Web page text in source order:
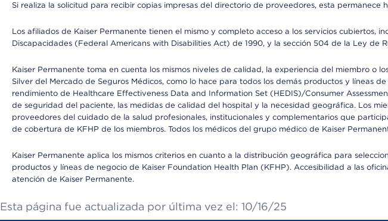
Si realiza la solicitud para recibir copias impresas del directorio de proveedores, esta
Los afiliados de Kaiser Permanente tienen el mismo y completo acceso a los servicios
Discapacidades (Federal Americans with Disabilities Act) de 1990, y la sección 504 de la Ley de
Kaiser Permanente toma en cuenta los mismos niveles de calidad, la experiencia del miembro o
Silver del Mercado de Seguros Médicos, como lo hace para todos los demás productos y líneas
rendimiento de Healthcare Effectiveness Data and Information Set (HEDIS)/Consumer
de seguridad del paciente, las medidas de calidad del hospital y la necesidad geográfica. Los
proveedores del cuidado de la salud profesionales, institucionales y complementarios que
de cobertura de KFHP de los miembros. Todos los médicos del grupo médico de Kaiser
Kaiser Permanente aplica los mismos criterios en cuanto a la distribución geográfica para
productos y líneas de negocio de Kaiser Foundation Health Plan (KFHP). Accesibilidad a las
atención de Kaiser Permanente.
Esta página fue actualizada por última vez el: 10/16/25